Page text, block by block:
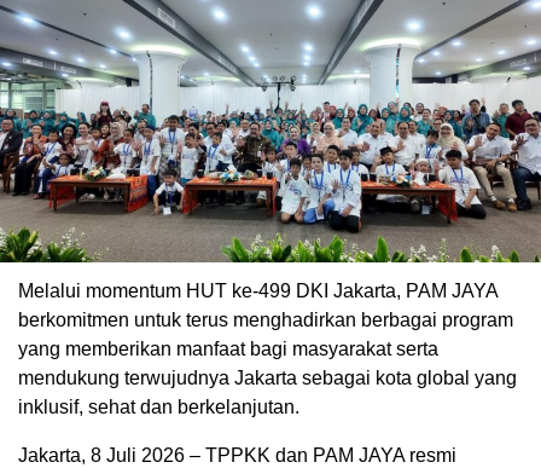
Melalui momentum HUT ke-499 DKI Jakarta, PAM JAYA
berkomitmen untuk terus menghadirkan berbagai program
yang memberikan manfaat bagi masyarakat serta
mendukung terwujudnya Jakarta sebagai kota global yang
inklusif, sehat dan berkelanjutan.
Jakarta, 8 Juli 2026 – TPPKK dan PAM JAYA resmi